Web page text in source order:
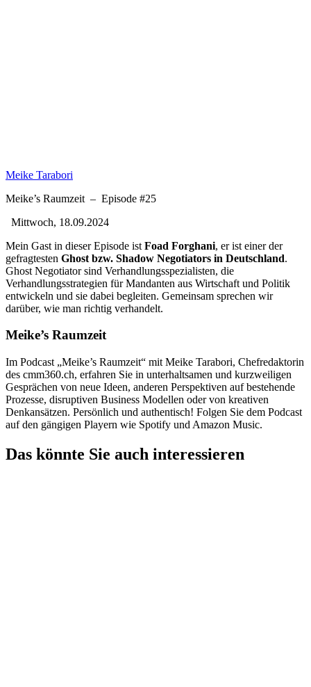
Meike Tarabori
Meike’s Raumzeit – Episode #25
Mittwoch, 18.09.2024
Mein Gast in dieser Episode ist Foad Forghani, er ist einer der
gefragtesten Ghost bzw. Shadow Negotiators in Deutschland.
Ghost Negotiator sind Verhandlungsspezialisten, die
Verhandlungsstrategien für Mandanten aus Wirtschaft und Politik
entwickeln und sie dabei begleiten. Gemeinsam sprechen wir
darüber, wie man richtig verhandelt.
Meike’s Raumzeit
Im Podcast „Meike’s Raumzeit“ mit Meike Tarabori, Chefredaktorin
des cmm360.ch, erfahren Sie in unterhaltsamen und kurzweiligen
Gesprächen von neue Ideen, anderen Perspektiven auf bestehende
Prozesse, disruptiven Business Modellen oder von kreativen
Denkansätzen. Persönlich und authentisch! Folgen Sie dem Podcast
auf den gängigen Playern wie Spotify und Amazon Music.
Das könnte Sie auch interessieren